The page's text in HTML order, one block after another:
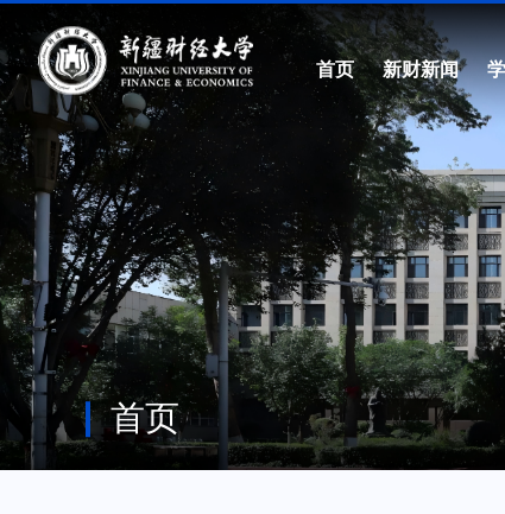
首页
新财新闻
首页